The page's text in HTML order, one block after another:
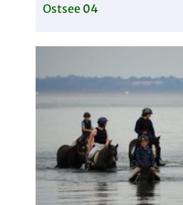
Ostsee 04